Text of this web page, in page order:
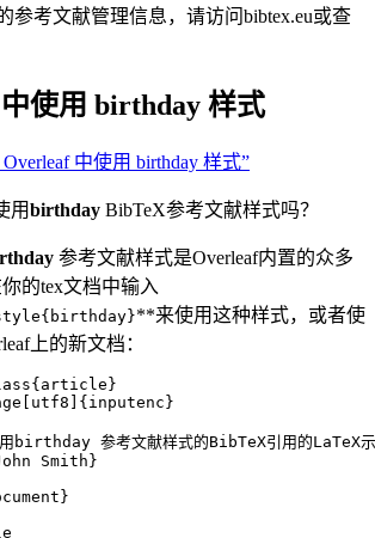
参考文献管理信息，请访问bibtex.eu或查
使用 birthday 样式
Overleaf 中使用 birthday 样式”
用birthday BibTeX参考文献样式吗？
参考文献样式是Overleaf内置的众多
的tex文档中输入
**来使用这种样式，或者使
上的新文档：
{ article }
utf8 ]{ inputenc }
birthday 参考文献样式的BibTeX引用的LaTeX
Smith}
}